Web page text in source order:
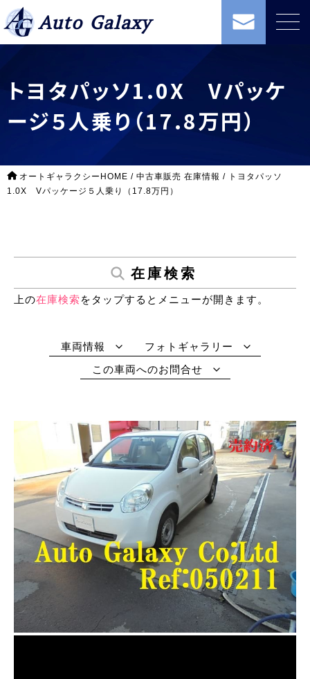
Auto Galaxy
トヨタパッソ1.0X Vパッケ
ージ５人乗り（17.8万円）
オートギャラクシーHOME / 中古車販売 在庫情報 / トヨタパッソ
1.0X Vパッケージ５人乗り（17.8万円）
在庫検索
上の在庫検索をタップするとメニューが開きます。
車両情報
フォトギャラリー
この車両へのお問合せ